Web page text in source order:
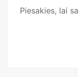
Piesakies, lai